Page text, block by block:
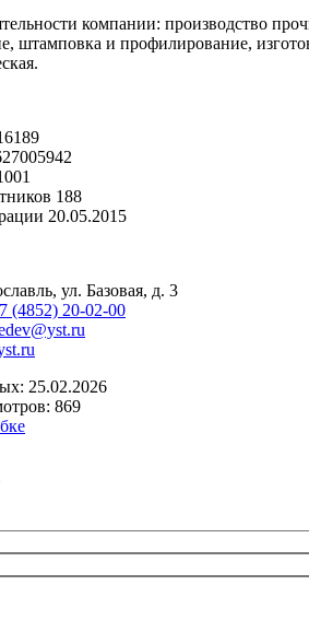
компании: производство
штамповка и профилирование,
188
20.05.2015
ул. Базовая, д. 3
(4852) 20-02-00
25.02.2026
869